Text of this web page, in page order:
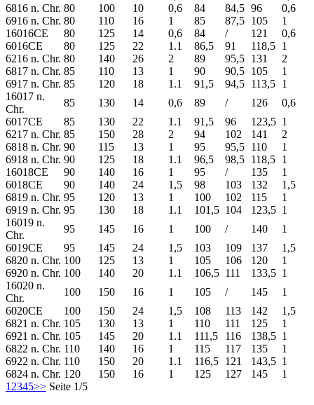
6816 n. Chr. 80 100 10 0,6 84 84,5 96
0,6
6916 n. Chr. 80 110 16 1 85 87,5 105
1
16016CE
80 125 14 0,6 84 / 121
0,6
6016CE
80 125 22 1.1 86,5 91 118,5 1
6216 n. Chr. 80 140 26 2 89 95,5 131
2
6817 n. Chr. 85 110 13 1 90 90,5 105
1
6917 n. Chr. 85 120 18 1.1 91,5 94,5 113,5 1
16017 n.
Chr.
85 130 14 0,6 89 / 126
0,6
6017CE
85 130 22 1.1 91,5 96 123,5 1
6217 n. Chr. 85 150 28 2 94 102 141
2
6818 n. Chr. 90 115 13 1 95 95,5 110
1
6918 n. Chr. 90 125 18 1.1 96,5 98,5 118,5 1
16018CE
90 140 16 1 95 / 135
1
6018CE
90 140 24 1,5 98 103 132
1,5
6819 n. Chr. 95 120 13 1 100 102 115
1
6919 n. Chr. 95 130 18 1.1 101,5 104 123,5 1
16019 n.
Chr.
95 145 16 1 100 / 140
1
6019CE
95 145 24 1,5 103 109 137
1,5
6820 n. Chr. 100 125 13 1 105 106 120
1
6920 n. Chr. 100 140 20 1.1 106,5 111 133,5 1
16020 n.
Chr.
100 150 16 1 105 / 145
1
6020CE
100 150 24 1,5 108 113 142
1,5
6821 n. Chr. 105 130 13 1 110 111 125
1
6921 n. Chr. 105 145 20 1.1 111,5 116 138,5 1
6822 n. Chr. 110 140 16 1 115 117 135
1
6922 n. Chr. 110 150 20 1.1 116,5 121 143,5 1
6824 n. Chr. 120 150 16 1 125 127 145
1
1 2345>> Seite 1/5